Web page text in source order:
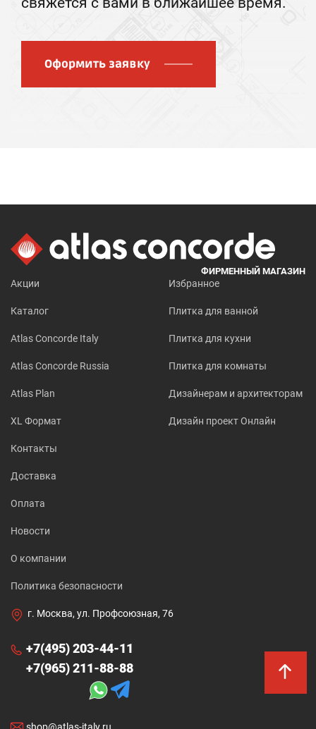
Оформить заявку
ФИРМЕННЫЙ МАГАЗИН
Акции
Каталог
Atlas Concorde Italy
Atlas Concorde Russia
Atlas Plan
XL Формат
Избранное
Плитка для ванной
Плитка для кухни
Плитка для комнаты
Дизайнерам и архитекторам
Дизайн проект Онлайн
Контакты
Доставка
Оплата
Новости
О компании
Политика безопасности
г. Москва, ул. Профсоюзная, 76
+7(495) 203-44-11
+7(965) 211-88-88